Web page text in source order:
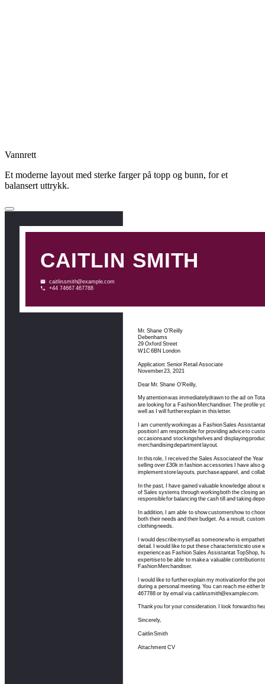
Vannrett
Et moderne layout med sterke farger på topp og bunn, for et
balansert uttrykk.